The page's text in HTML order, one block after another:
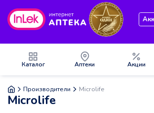
Каталог Аптеки Акции
Производители Microlife
Microlife